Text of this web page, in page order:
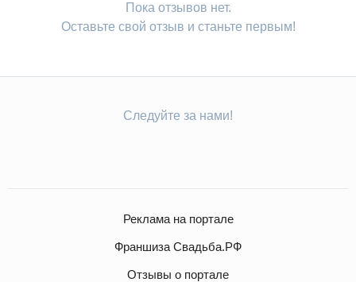
Пока отзывов нет.
Оставьте свой отзыв и станьте первым!
Следуйте за нами!
Реклама на портале
Франшиза Свадьба.РФ
Отзывы о портале